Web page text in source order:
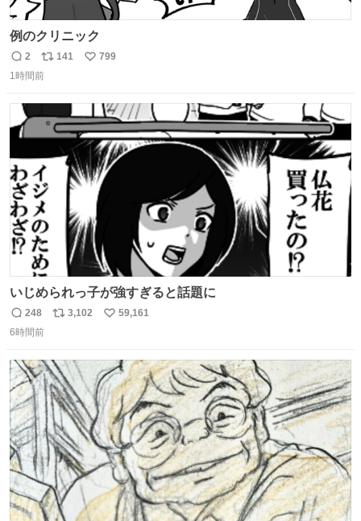
例のクリニック
返
信
2
リ
ポ
ト
141
い
数
799
1時間前
いじめられっ子が強すぎると話題に
返
信
248
リ
ト
数
3,102
い
数
59,161
6時間前